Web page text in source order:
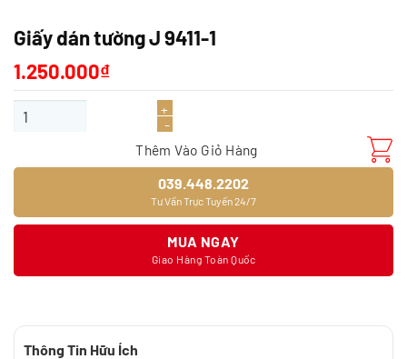
Giấy dán tường J 9411-1
1.250.000₫
Giấy dán tường J 9411-1 số lượng
Thêm Vào Giỏ Hàng
039.448.2202
Tư Vấn Trực Tuyến 24/7
MUA NGAY
Giao Hàng Toàn Quốc
Thông Tin Hữu Ích